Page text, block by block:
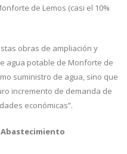
de Lemos (casi el 10%
obras de ampliación y
agua potable de Monforte de
suministro de agua, sino que
incremento de demanda de
económicas”.
Abastecimiento